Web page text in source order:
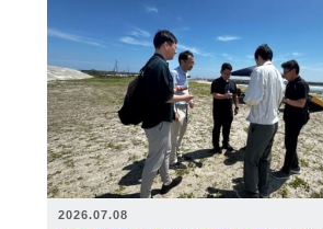
2026.07.08